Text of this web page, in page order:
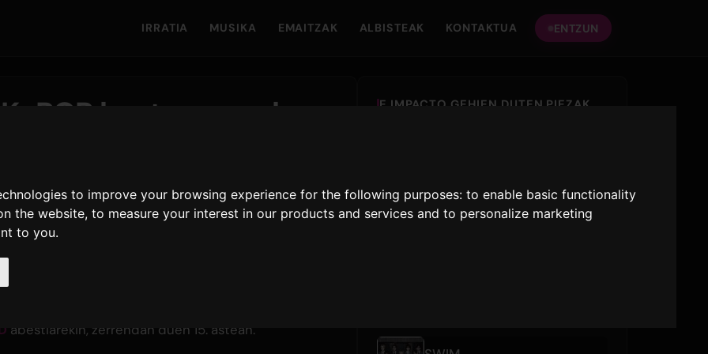
to improve your browsing experience for the following purposes:to enable basic functionality
the website,to measure your interest in our products and services and to personalize marketing
to you.
IRRATIA MUSIKA EMAITZAK ALBISTEAK KONTAKTUA ENTZUN
POP kanta onenak -
handiak ikusi ditugu,
bi jauzirik handienak:
abestiarekin, zerrendan duen 15. astean.
E IMPACTO GEHIEN DUTEN PIEZAK
REDRED
CORTIS